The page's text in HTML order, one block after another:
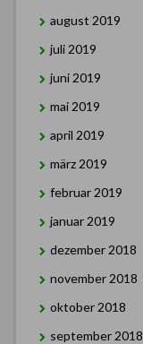
august 2019
juli 2019
juni 2019
mai 2019
april 2019
märz 2019
februar 2019
januar 2019
dezember 2018
november 2018
oktober 2018
september 2018